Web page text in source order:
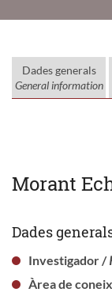
Dades generals
General information
Morant
Dades
Investigador /
Àrea de